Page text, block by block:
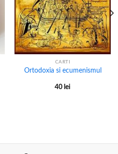
CARTI
Ortodoxia si ecumenismul
40 lei